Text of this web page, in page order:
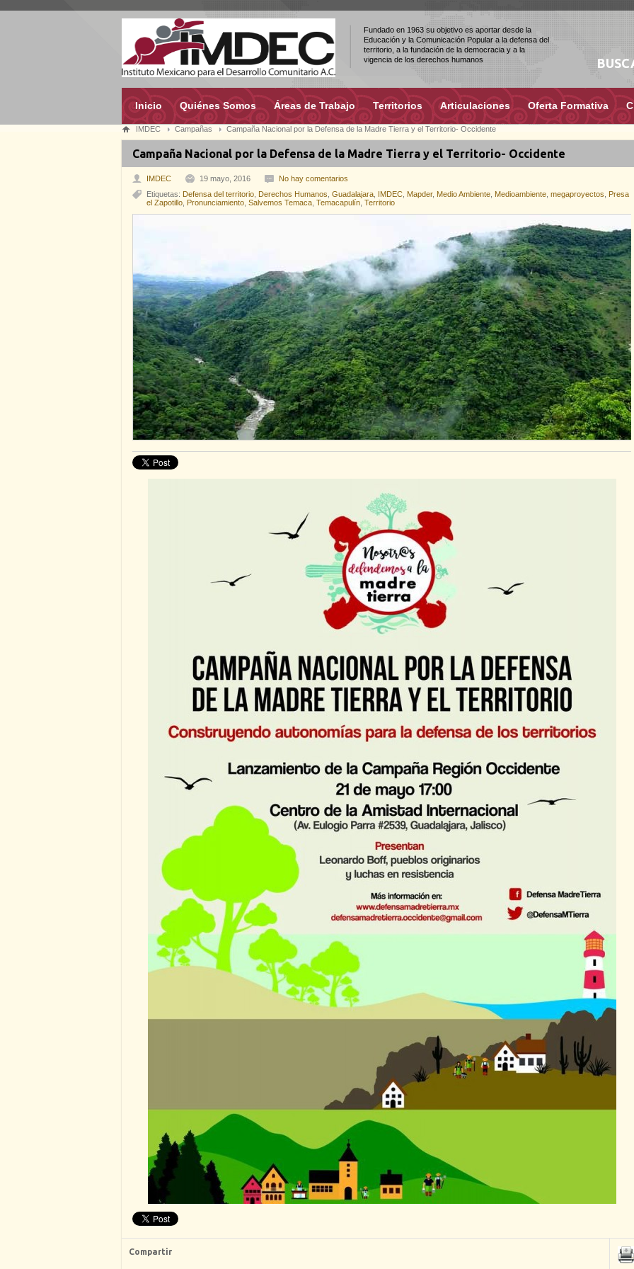
Fundado en 1963 su objetivo es aportar desde la
Educación y la Comunicación Popular a la defensa del
territorio, a la fundación de la democracia y a la
vigencia de los derechos humanos
Inicio Quiénes Somos Áreas de Trabajo Territorios Articulaciones Oferta Formativa
IMDEC Campañas Campaña Nacional por la Defensa de la Madre Tierra y el Territorio- Occidente
Campaña Nacional por la Defensa de la Madre Tierra y el Territorio- Occidente
IMDEC 19 mayo, 2016
No hay comentarios
Etiquetas: Defensa del territorio Derechos Humanos Guadalajara IMDEC Mapder, Medio Ambiente Medioambiente megaproyectos
Presa
el Zapotillo Pronunciamiento Salvemos Temaca Temacapulín Territorio
Compartir